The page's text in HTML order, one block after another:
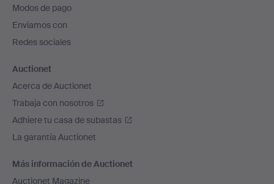
de
página
Modos de pago
Enviamos con
Redes sociales
Auctionet
Acerca de Auctionet
Trabaja con nosotros
Adhiere tu casa de subastas
La garantía Auctionet
Más información de Auctionet
Auctionet Magazine